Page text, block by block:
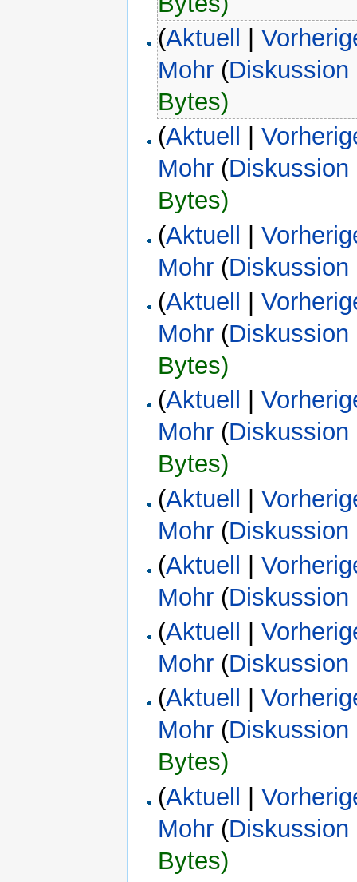
(Aktuell |
Mohr (Diskussion
Bytes)
(Aktuell |
Mohr (Diskussion
Bytes)
(Aktuell |
Mohr (Diskussion
(Aktuell |
Mohr (Diskussion
Bytes)
(Aktuell |
Mohr (Diskussion
Bytes)
(Aktuell |
Mohr (Diskussion
(Aktuell |
Mohr (Diskussion
(Aktuell |
Mohr (Diskussion
(Aktuell |
Mohr (Diskussion
Bytes)
(Aktuell |
Mohr (Diskussion
Bytes)